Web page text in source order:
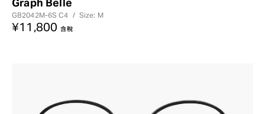
Graph Belle
GB2042M-6SC4 / Size: M
¥11,800 含稅